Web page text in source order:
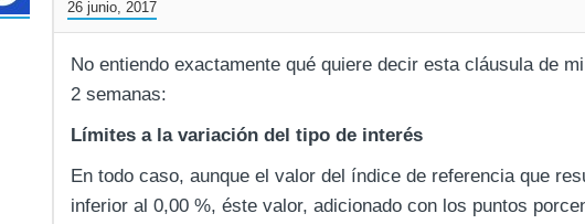
26 junio, 2017
No entiendo exactamente qué quiere decir esta cláusula de
2 semanas:
Límites a la variación del tipo de interés
En todo caso, aunque el valor del índice de referencia que
inferior al 0,00 %, éste valor, adicionado con los puntos